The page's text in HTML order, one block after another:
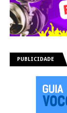
PUBLICIDADE